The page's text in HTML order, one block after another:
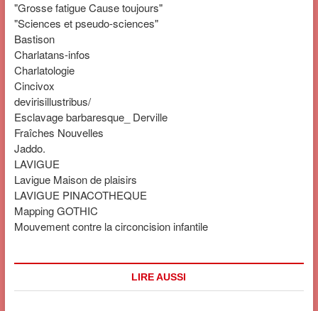
"Grosse fatigue Cause toujours"
"Sciences et pseudo-sciences"
Bastison
Charlatans-infos
Charlatologie
Cincivox
devirisillustribus/
Esclavage barbaresque_ Derville
Fraîches Nouvelles
Jaddo.
LAVIGUE
Lavigue Maison de plaisirs
LAVIGUE PINACOTHEQUE
Mapping GOTHIC
Mouvement contre la circoncision infantile
LIRE AUSSI